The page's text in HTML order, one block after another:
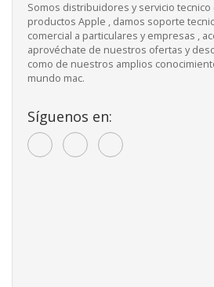
Somos distribuidores y servicio tecnico
productos Apple , damos soporte
comercial a particulares y empresas ,
aprovéchate de nuestros ofertas y
como de nuestros amplios
mundo mac.
Síguenos en: